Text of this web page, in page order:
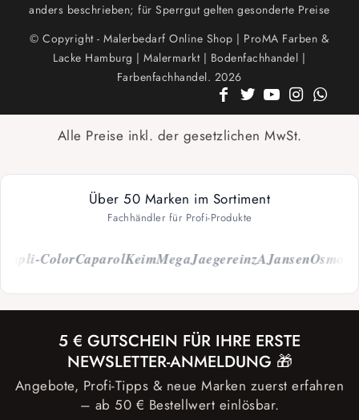
anders beschrieben; für Sperrgut gelten gesonderte Preise
© Copyright - Malerbedarf Online Shop | ProMA Farben &
Lacke Hamburg | Malermarkt | Bodenfachhandel |
Farbenfachhandel. 2026
Alle Preise inkl. der gesetzlichen MwSt.
Über 50 Marken im Sortiment
Fachhändler für Profi-Produkte
ColorCaparolKeimMegaJaegereinzAJansenOsmo
5 € GUTSCHEIN FÜR IHRE ERSTE
NEWSLETTER-ANMELDUNG 🎁
Angebote, Profi-Tipps & neue Marken zuerst erfahren
– ab 50 € Bestellwert einlösbar.